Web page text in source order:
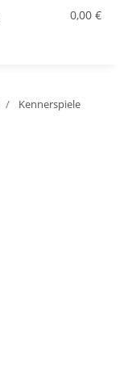
0,00 €
Kennerspiele